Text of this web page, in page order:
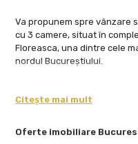
Oferte imobiliare
Va propunem spre vânzare
cu 3 camere, situat în
Floreasca, una dintre cele
nordul Bucureștiului.
spectaculoasă, spații
Proprietatea are o
Citește mai mult